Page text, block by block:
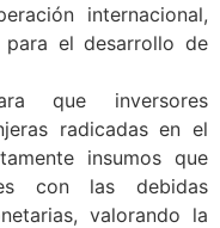
internacional,
el desarrollo de
que inversores
radicadas en el
insumos que
con las debidas
valorando la